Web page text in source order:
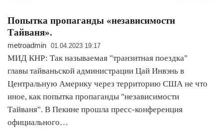
Попытка пропаганды «независимости
Тайваня».
metroadmin 01.04.2023 19:17
МИД КНР: Так называемая "транзитная поездка"
главы тайваньской администрации Цай Инвэнь в
Центральную Америку через территорию США не что
иное, как попытка пропаганды "независимости
Тайваня". В Пекине прошла пресс-конференция
официального…